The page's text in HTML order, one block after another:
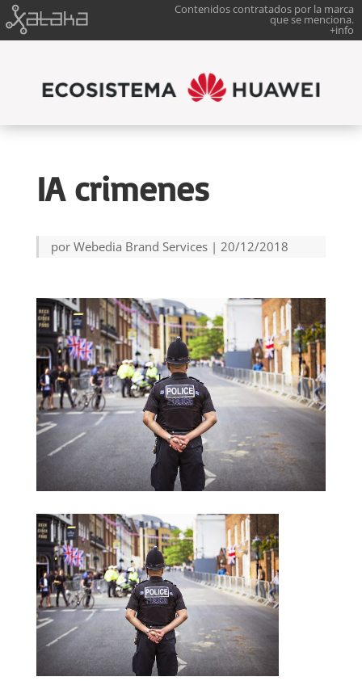
Contenidos contratados por la marca
que se menciona.
+info
IA crimenes
por Webedia Brand Services| 20/12/2018